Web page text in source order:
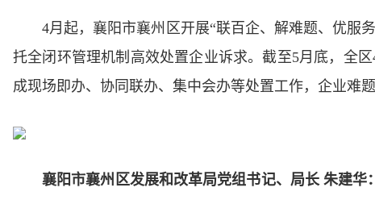
4月起，襄阳市襄州区开展“联百企、解难题、优服
托全闭环管理机制高效处置企业诉求。截至5月底，全
成现场即办、协同联办、集中会办等处置工作，企业难
襄阳市襄州区发展和改革局党组书记、局长 朱建华